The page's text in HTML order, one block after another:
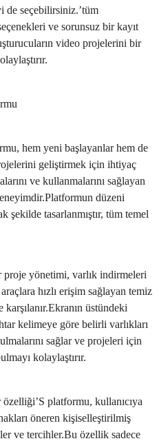
de seçebilirsiniz.’tüm
ve sorunsuz bir kayıt
video projelerini bir
hem yeni başlayanlar hem de
geliştirmek için ihtiyaç
ve kullanmalarını sağlayan
düzeni
şekilde tasarlanmıştır, tüm temel
proje yönetimi, varlık indirmeleri
hızlı erişim sağlayan temiz
üstündeki
kelimeye göre belirli varlıkları
sağlar ve projeleri için
kolaylaştırır.
platformu, kullanıcıya
öneren kişiselleştirilmiş
ve tercihler.Bu özellik sadece